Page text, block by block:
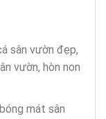
sân vườn đẹp,
vườn, hòn non
mát sân